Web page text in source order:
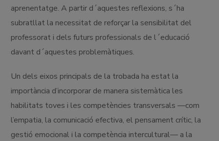
aprenentatge. A partir d´aquestes reflexions, s´ha
subratllat la necessitat de reforçar la sensibilitat del
professorat i dels futurs professionals de l´educació
davant d´aquestes problemàtiques.
Un dels eixos principals de la trobada ha estat la
importància d’incorporar de manera sistemàtica les
habilitats toves i les competències transversals —com
l’empatia, la comunicació efectiva, el pensament crític, la
gestió emocional i la competència intercultural— a la